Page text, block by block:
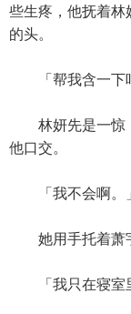
些生疼，他抚着林
的头。
「帮我含一下
林妍先是一惊，
他口交。
「我不会啊。
她用手托着萧宇
「我只在寝室